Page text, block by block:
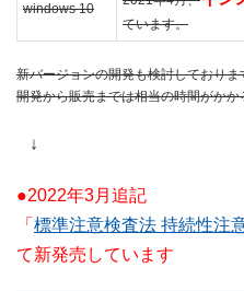
windows 10
ています。
新バージョンの開発も検討しており
開発から販売までは相当の時間がか
↓
●2022年3月追記
「 標準注意検査法 持続性注
て新発売しています